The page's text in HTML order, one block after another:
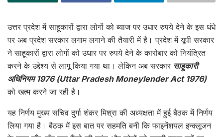
उत्तर प्रदेश में साहूकारों द्वारा लोगों को ब्याज पर उधार रुपये देने के इस धंधे
पर अब प्रदेश सरकार लगाम लगाने की तैयारी में है। प्रदेश में यूपी सरकार
ने साहूकारों द्वारा लोगों को उधार पर रुपये देने के कारोबार को नियंत्रित
करने के उद्देश्य से लागू किया गया था। लेकिन अब सरकार साहूकारी
अधिनियम 1976 (Uttar Pradesh Moneylender Act 1976)
को खत्म करने जा रही है।
यह निर्णय मुख्य सचिव दुर्गा शंकर मिश्रा की अध्यक्षता में हुई बैठक में निर्णय
लिया गया है। बैठक में इस बात पर सहमति बनी कि फाइनेंशयल इन्क्लूजन